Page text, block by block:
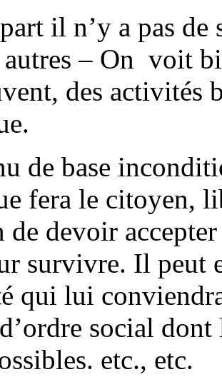
il n’y a pas
– On voit
des activités
de base
fera le citoyen,
de devoir
survivre. Il peut
qui lui
social
etc., etc.